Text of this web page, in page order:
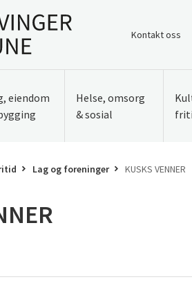
Kontakt oss
eiendom
Helse, omsorg
& sosial
Lag og foreninger KUSKS VENNER